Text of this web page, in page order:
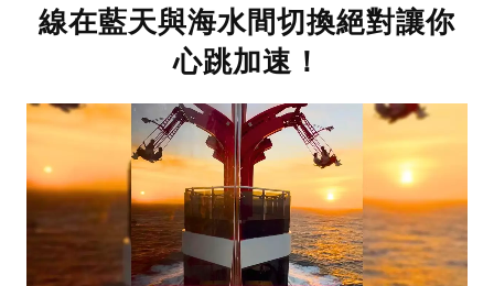
線在藍天與海水間切換絕對讓你
心跳加速！